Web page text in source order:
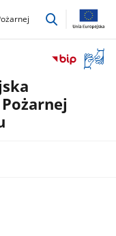
przejdź
okno